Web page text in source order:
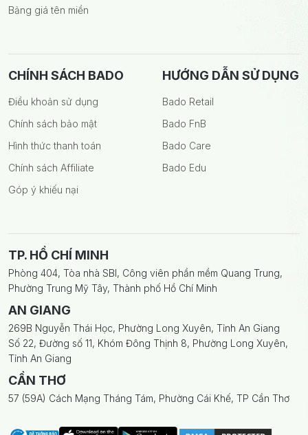
Bảng giá tên miền
TP. HỒ CHÍ MINH
Phòng 404, Tòa nhà SBI, Công viên phần mềm Quang Trung,
Phường Trung Mỹ Tây, Thành phố Hồ Chí Minh
AN GIANG
269B Nguyễn Thái Học, Phường Long Xuyên, Tỉnh An Giang
Số 22, Đường số 11, Khóm Đông Thịnh 8, Phường Long Xuyên,
Tỉnh An Giang
CẦN THƠ
57 (59A) Cách Mạng Tháng Tám, Phường Cái Khế, TP Cần Thơ
CHÍNH SÁCH BADO
Điều khoản sử dụng
Chính sách bảo mật
Hình thức thanh toán
Chính sách Affiliate
Góp ý khiếu nại
HƯỚNG DẪN SỬ DỤNG
Bado Retail
Bado FnB
Bado Care
Bado Edu